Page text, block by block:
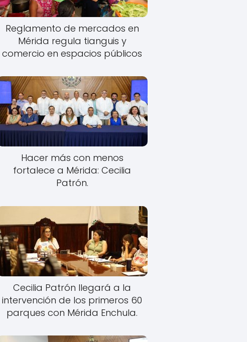
Reglamento de mercados en
Mérida regula tianguis y
comercio en espacios públicos
Hacer más con menos
fortalece a Mérida: Cecilia
Patrón.
Cecilia Patrón llegará a la
intervención de los primeros 60
parques con Mérida Enchula.